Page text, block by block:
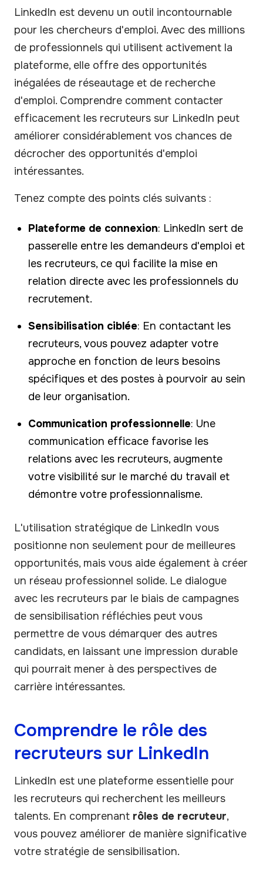
LinkedIn est devenu un outil incontournable
pour les chercheurs d'emploi. Avec des millions
de professionnels qui utilisent activement la
plateforme, elle offre des opportunités
inégalées de réseautage et de recherche
d'emploi. Comprendre comment contacter
efficacement les recruteurs sur LinkedIn peut
améliorer considérablement vos chances de
décrocher des opportunités d'emploi
intéressantes.
Tenez compte des points clés suivants :
Plateforme de connexion: LinkedIn sert de
passerelle entre les demandeurs d'emploi et
les recruteurs, ce qui facilite la mise en
relation directe avec les professionnels du
recrutement.
Sensibilisation ciblée: En contactant les
recruteurs, vous pouvez adapter votre
approche en fonction de leurs besoins
spécifiques et des postes à pourvoir au sein
de leur organisation.
Communication professionnelle: Une
communication efficace favorise les
relations avec les recruteurs, augmente
votre visibilité sur le marché du travail et
démontre votre professionnalisme.
L'utilisation stratégique de LinkedIn vous
positionne non seulement pour de meilleures
opportunités, mais vous aide également à créer
un réseau professionnel solide. Le dialogue
avec les recruteurs par le biais de campagnes
de sensibilisation réfléchies peut vous
permettre de vous démarquer des autres
candidats, en laissant une impression durable
qui pourrait mener à des perspectives de
carrière intéressantes.
Comprendre le rôle des
recruteurs sur LinkedIn
LinkedIn est une plateforme essentielle pour
les recruteurs qui recherchent les meilleurs
talents. En comprenant rôles de recruteur,
vous pouvez améliorer de manière significative
votre stratégie de sensibilisation.